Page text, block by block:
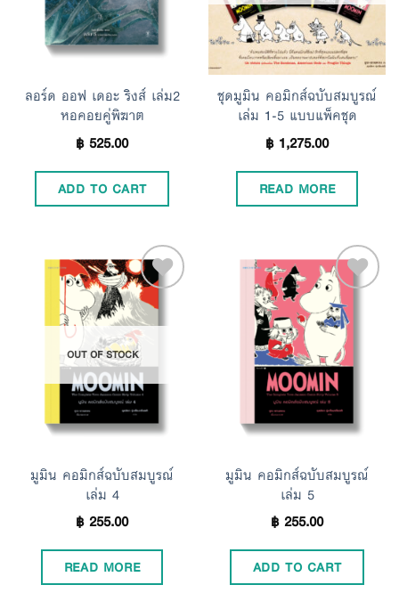
ลอร์ด ออฟ เดอะ ริงส์ เล่ม2
หอคอยคู่พิฆาต
฿525.00
ADD TO CART
ชุดมูมิน คอมิกส์ฉบับสมบูรณ์
เล่ม 1-5 แบบแพ็คชุด
฿1,275.00
READ MORE
Wishlist
OUT OF STOCK
มูมิน คอมิกส์ฉบับสมบูรณ์
เล่ม 4
฿255.00
READ MORE
Add to
Wishlist
มูมิน คอมิกส์ฉบับสมบูรณ์
เล่ม 5
฿255.00
ADD TO CART